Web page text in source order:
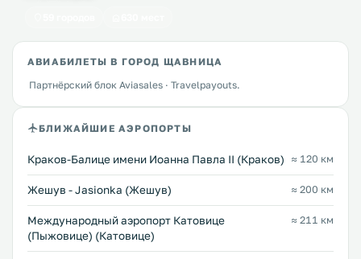
АВИАБИЛЕТЫ В ГОРОД ЩАВНИЦА
Партнёрский блок Aviasales · Travelpayouts.
БЛИЖАЙШИЕ АЭРОПОРТЫ
Краков-Балице имени Иоанна Павла II (Краков) ≈ 120 км
Жешув - Jasionka (Жешув) ≈ 200 км
Международный аэропорт Катовице
(Пыжовице) (Катовице)
≈ 211 км